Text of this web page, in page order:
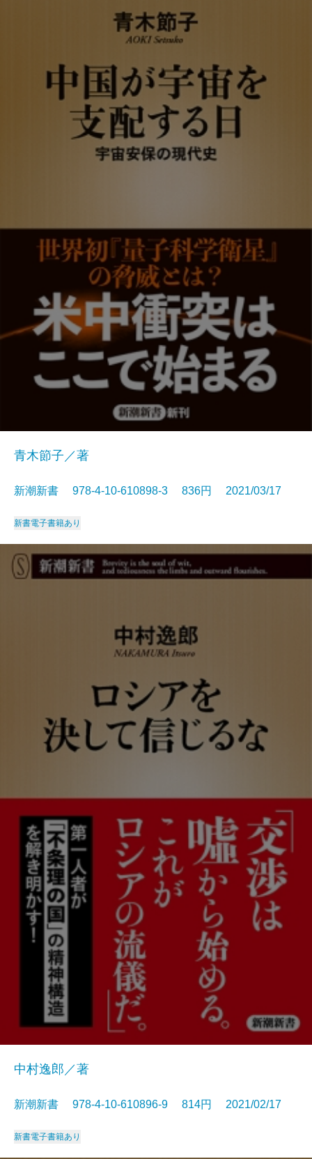
青木節子／著
新潮新書 978-4-10-610898-3 836円 2021/03/17
新書電子書籍あり
中村逸郎／著
新潮新書 978-4-10-610896-9 814円 2021/02/17
新書電子書籍あり